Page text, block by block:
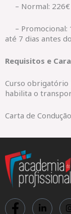
– Normal: 226€
– Promocional:
até 7 dias antes
Requisitos e
Curso obrigatório
habilita o
Carta de